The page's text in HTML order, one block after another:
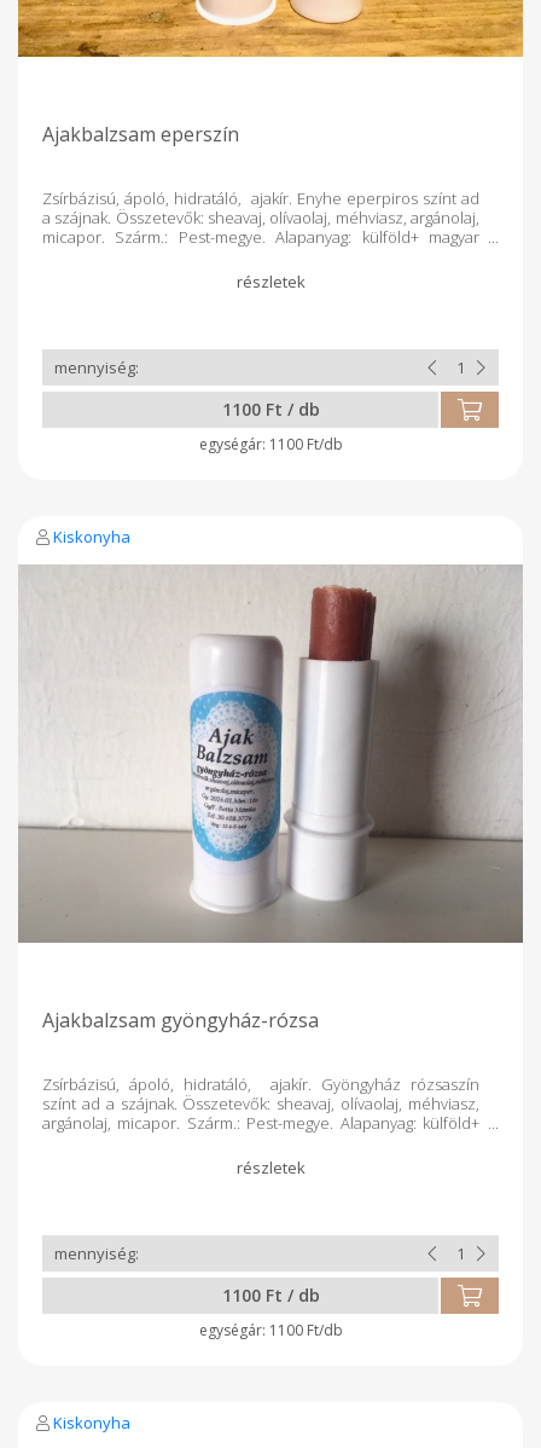
Ajakbalzsam eperszín
Zsírbázisú, ápoló, hidratáló, ajakír. Enyhe eperpiros színt ad
a szájnak. Összetevők: sheavaj, olívaolaj, méhviasz, argánolaj,
micapor. Szárm.: Pest-megye. Alapanyag: külföld+ magyar
Csomagolás:műa.csavaros tégely
1100 Ft / db
1100 Ft/db
Kiskonyha
Ajakbalzsam gyöngyház-rózsa
Zsírbázisú, ápoló, hidratáló, ajakír. Gyöngyház rózsaszín
színt ad a szájnak. Összetevők: sheavaj, olívaolaj, méhviasz,
argánolaj, micapor. Szárm.: Pest-megye. Alapanyag: külföld+
Csomagolás:műa.csavaros tégely
1100 Ft / db
1100 Ft/db
Kiskonyha